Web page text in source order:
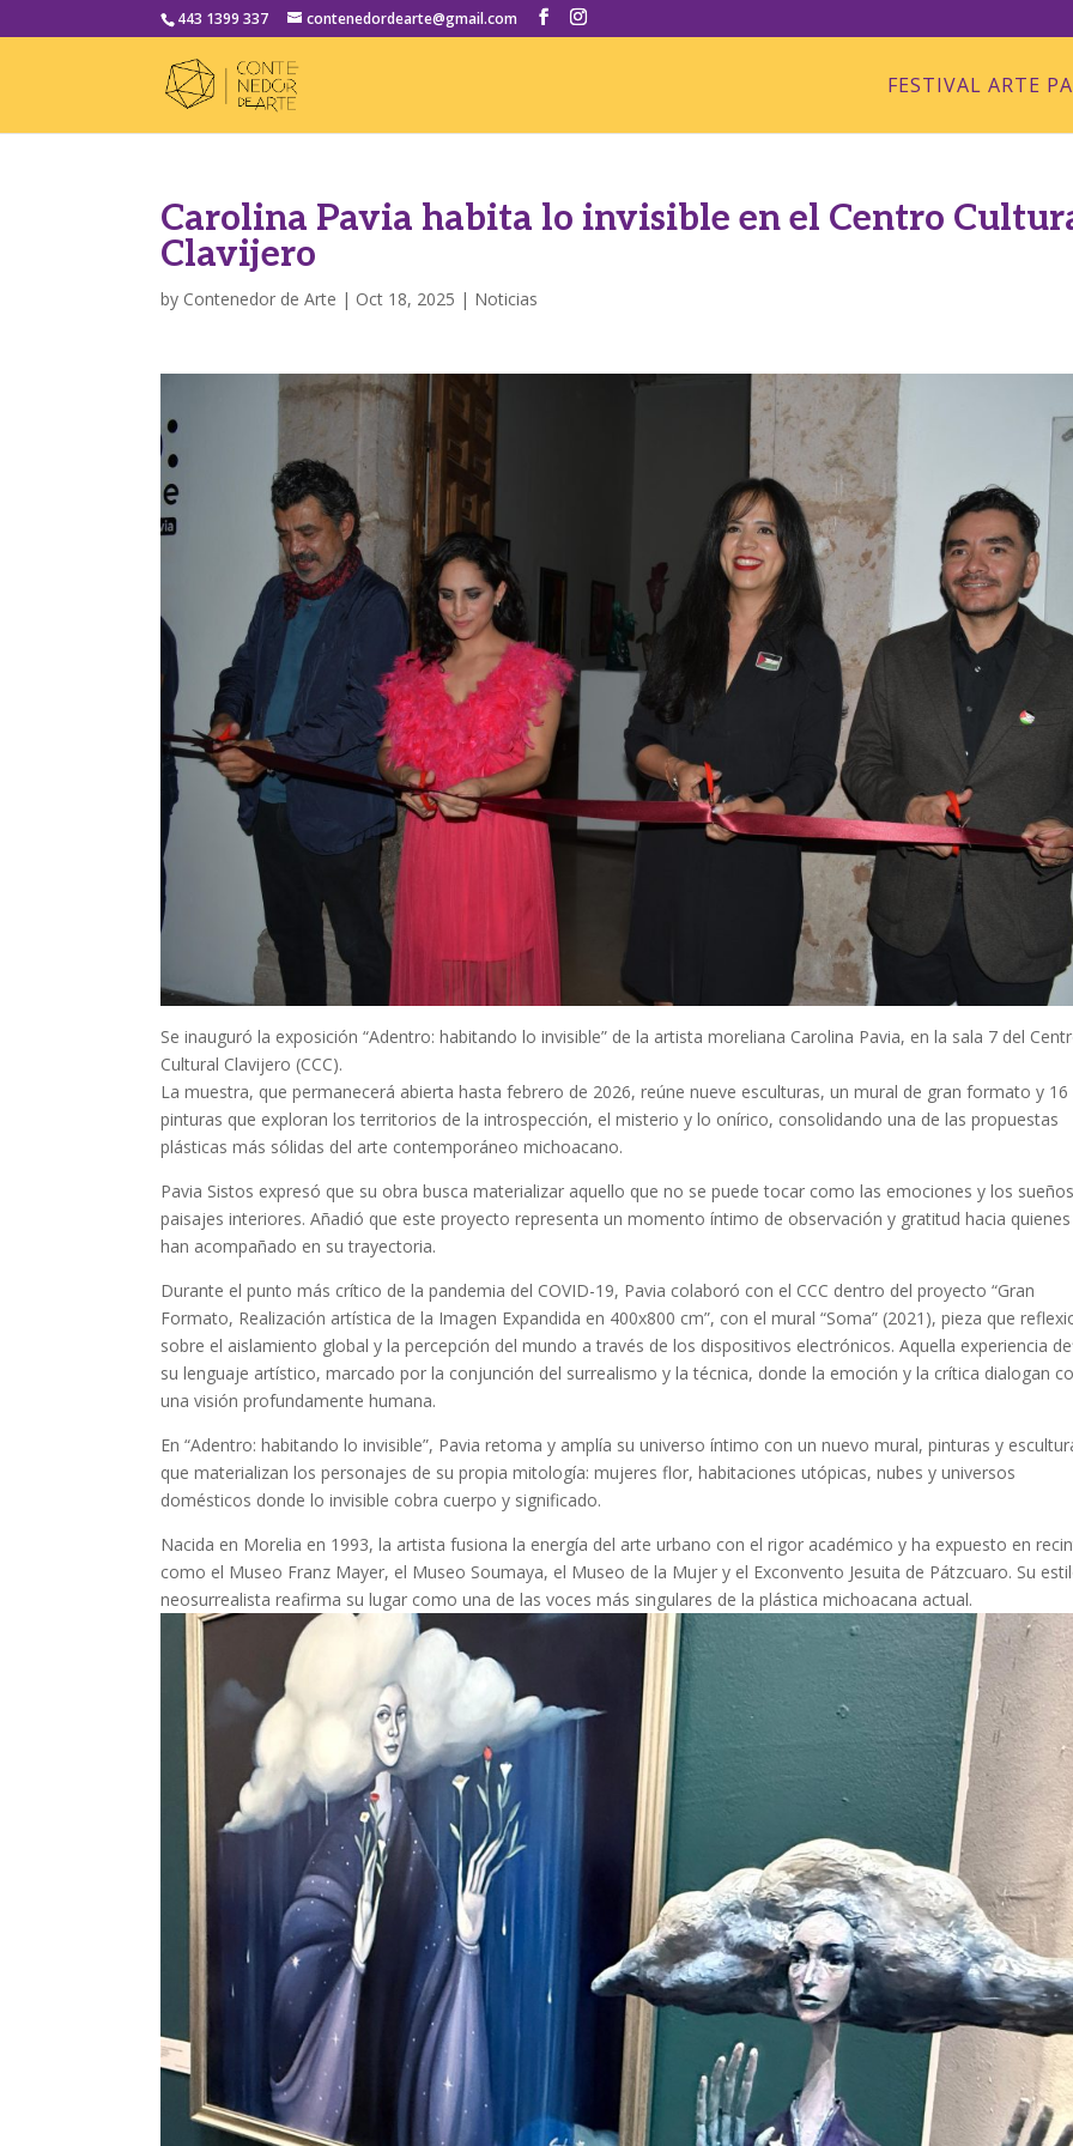
443 1399 337 contenedordearte@gmail.com
FESTIVAL ARTE
Carolina Pavia habita lo invisible en el Centro
Clavijero
by Contenedor de Arte | Oct 18, 2025 | Noticias
Se inauguró la exposición “Adentro: habitando lo invisible” de la artista moreliana Carolina Pavia, en la sala 7 del
Cultural Clavijero (CCC).
La muestra, que permanecerá abierta hasta febrero de 2026, reúne nueve esculturas, un mural de gran formato y 16
pinturas que exploran los territorios de la introspección, el misterio y lo onírico, consolidando una de las propuestas
plásticas más sólidas del arte contemporáneo michoacano.
Pavia Sistos expresó que su obra busca materializar aquello que no se puede tocar como las emociones y los
paisajes interiores. Añadió que este proyecto representa un momento íntimo de observación y gratitud hacia
han acompañado en su trayectoria.
Durante el punto más crítico de la pandemia del COVID-19, Pavia colaboró con el CCC dentro del proyecto “Gran
Formato, Realización artística de la Imagen Expandida en 400x800 cm”, con el mural “Soma” (2021), pieza que
sobre el aislamiento global y la percepción del mundo a través de los dispositivos electrónicos. Aquella experiencia
su lenguaje artístico, marcado por la conjunción del surrealismo y la técnica, donde la emoción y la crítica dialogan
una visión profundamente humana.
En “Adentro: habitando lo invisible”, Pavia retoma y amplía su universo íntimo con un nuevo mural, pinturas y
que materializan los personajes de su propia mitología: mujeres flor, habitaciones utópicas, nubes y universos
domésticos donde lo invisible cobra cuerpo y significado.
Nacida en Morelia en 1993, la artista fusiona la energía del arte urbano con el rigor académico y ha expuesto en
como el Museo Franz Mayer, el Museo Soumaya, el Museo de la Mujer y el Exconvento Jesuita de Pátzcuaro. Su
neosurrealista reafirma su lugar como una de las voces más singulares de la plástica michoacana actual.